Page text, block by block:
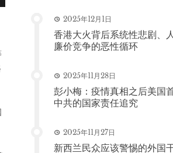
2025年12月1日
香港大火背后系统性悲剧、
廉价竞争的恶性循环
2025年11月28日
彭小梅：疫情真相之后美国
中共的国家责任追究
2025年11月27日
新西兰民众应该警惕的外国